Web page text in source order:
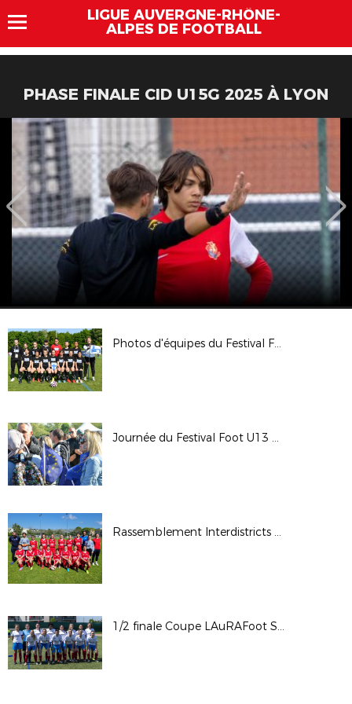
LIGUE AUVERGNE-RHÔNE-
ALPES DE FOOTBALL
PHASE FINALE CID U15G 2025 À LYON
Photos d'équipes du Festival Foot U13 Pitch
Journée du Festival Foot U13 Pitch 2022
Rassemblement Interdistricts U14F - Avril 2022
1/2 finale Coupe LAuRAFoot Sén. Fém. CA: OL - Cébazat S. / © Photos LAuRAFoot- Alain Chenevière